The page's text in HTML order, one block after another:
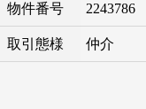
物件番号 2243786
取引態様 仲介